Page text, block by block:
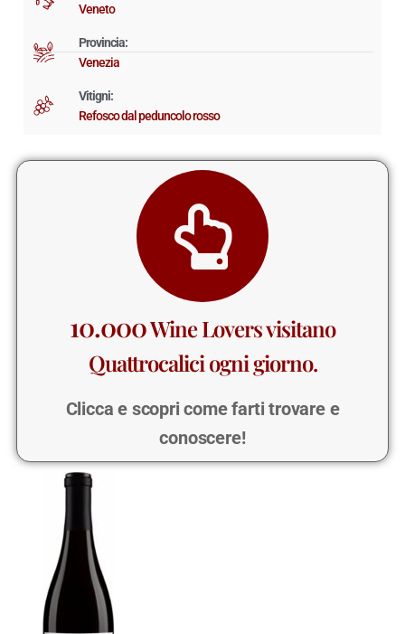
Veneto
Provincia:
Venezia
Vitigni:
Refosco dal peduncolo rosso
10.000Wine Lovers visitano
Quattrocalici ogni giorno.
Clicca e scopri come farti trovare e
conoscere!